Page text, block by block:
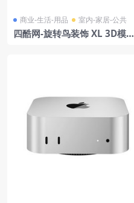
商业-生活-用品 室内-家居-公共
四酷网-旋转鸟装饰 XL 3D模型